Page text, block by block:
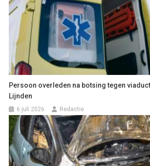
Persoon overleden na botsing tegen
Lijnden
6 juli 2026 Redactie